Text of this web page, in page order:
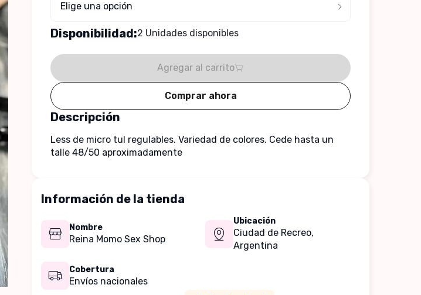
Elige una opción
Disponibilidad:2 Unidades disponibles
Agregar al carrito
Comprar ahora
Descripción
Less de micro tul regulables. Variedad de colores. Cede hasta un
talle 48/50 aproximadamente
Información de la tienda
Nombre
Reina Momo Sex Shop
Ubicación
Ciudad de Recreo,
Argentina
Cobertura
Envíos nacionales